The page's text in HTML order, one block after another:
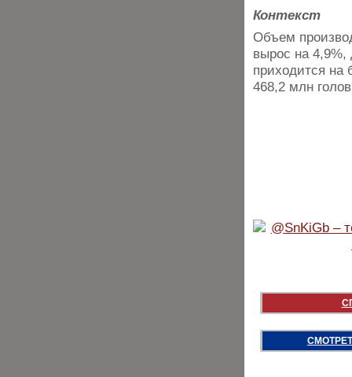
Контекст
Объем
вырос на 4,9%,
приходится на
468,2 млн